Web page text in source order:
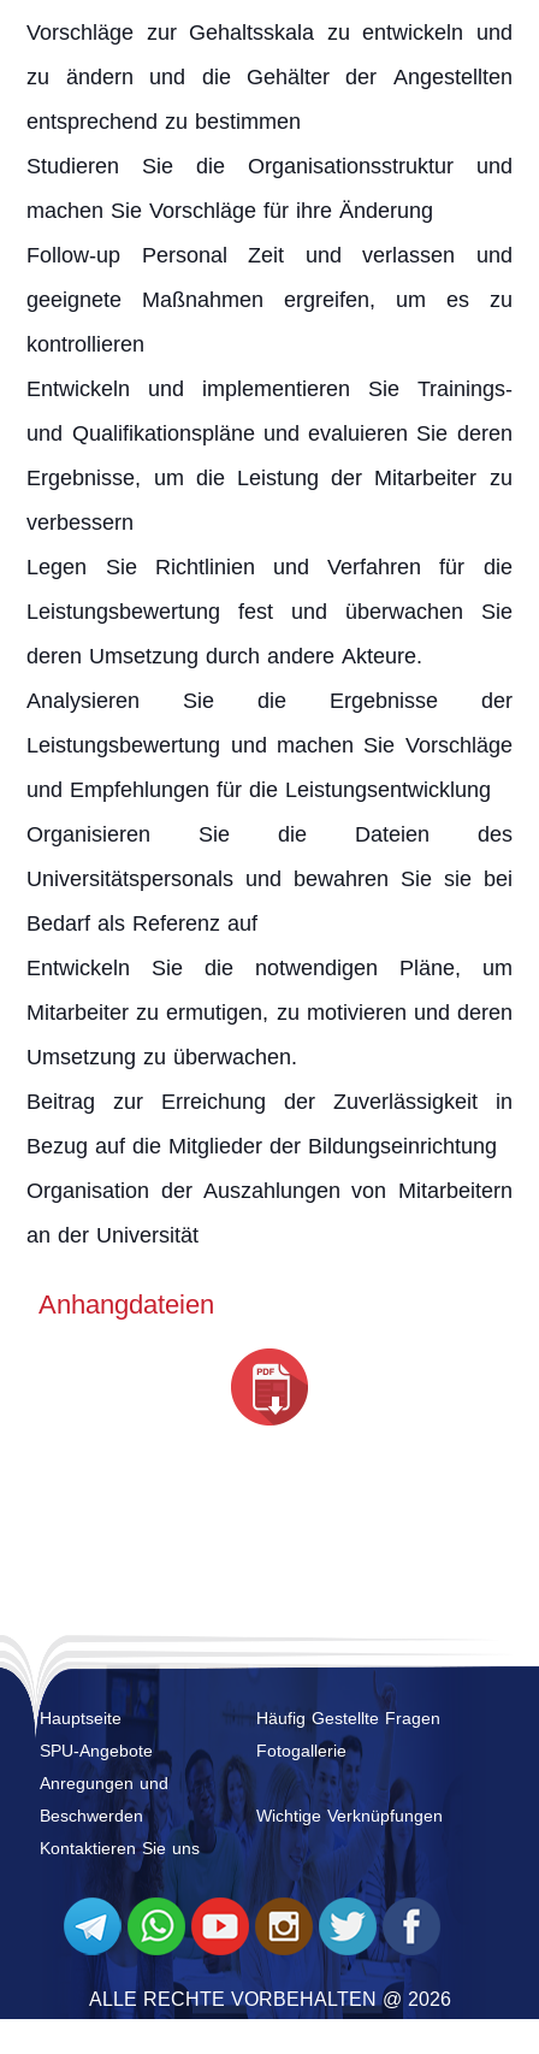
Vorschläge zur Gehaltsskala zu entwickeln und
zu ändern und die Gehälter der Angestellten
entsprechend zu bestimmen
Studieren Sie die Organisationsstruktur und
machen Sie Vorschläge für ihre Änderung
Follow-up Personal Zeit und verlassen und
geeignete Maßnahmen ergreifen, um es zu
kontrollieren
Entwickeln und implementieren Sie Trainings-
und Qualifikationspläne und evaluieren Sie deren
Ergebnisse, um die Leistung der Mitarbeiter zu
verbessern
Legen Sie Richtlinien und Verfahren für die
Leistungsbewertung fest und überwachen Sie
deren Umsetzung durch andere Akteure.
Analysieren Sie die Ergebnisse der
Leistungsbewertung und machen Sie Vorschläge
und Empfehlungen für die Leistungsentwicklung
Organisieren Sie die Dateien des
Universitätspersonals und bewahren Sie sie bei
Bedarf als Referenz auf
Entwickeln Sie die notwendigen Pläne, um
Mitarbeiter zu ermutigen, zu motivieren und deren
Umsetzung zu überwachen.
Beitrag zur Erreichung der Zuverlässigkeit in
Bezug auf die Mitglieder der Bildungseinrichtung
Organisation der Auszahlungen von Mitarbeitern
an der Universität
Anhangdateien
Hauptseite
Häufig Gestellte Fragen
SPU-Angebote
Fotogallerie
Anregungen und
Beschwerden
Wichtige Verknüpfungen
Kontaktieren Sie uns
ALLE RECHTE VORBEHALTEN @ 2026